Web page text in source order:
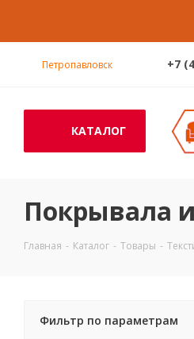
Петропавловск +7
КАТАЛОГ
Покрывала
Главная - Каталог - Товары -
Фильтр по параметрам